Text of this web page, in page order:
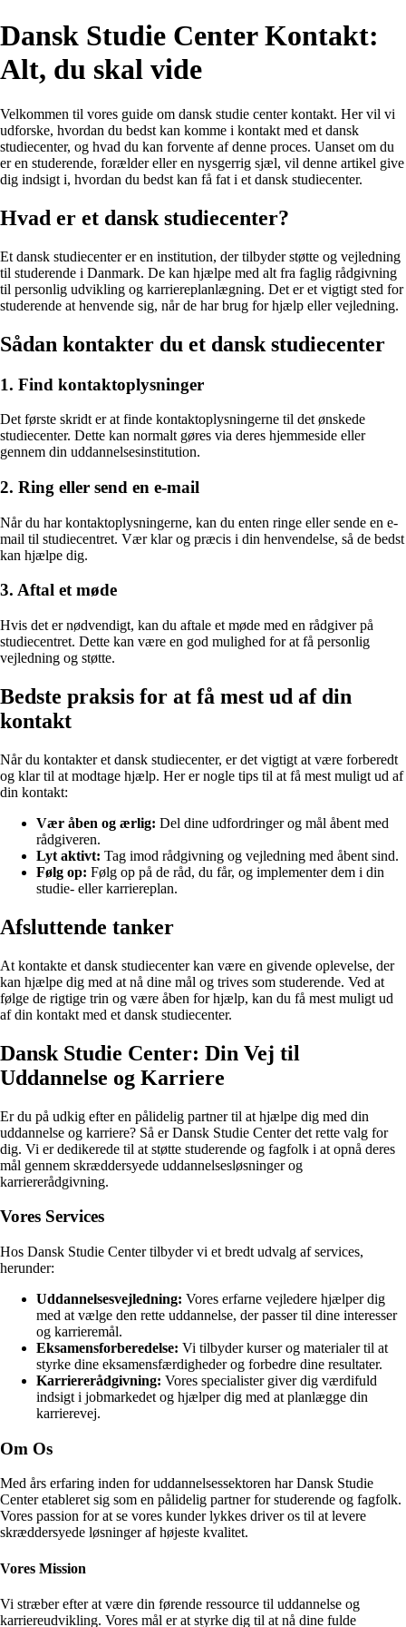
Dansk Studie Center Kontakt:
Alt, du skal vide
Velkommen til vores guide om dansk studie center kontakt. Her vil vi
udforske, hvordan du bedst kan komme i kontakt med et dansk
studiecenter, og hvad du kan forvente af denne proces. Uanset om du
er en studerende, forælder eller en nysgerrig sjæl, vil denne artikel give
dig indsigt i, hvordan du bedst kan få fat i et dansk studiecenter.
Hvad er et dansk studiecenter?
Et dansk studiecenter er en institution, der tilbyder støtte og vejledning
til studerende i Danmark. De kan hjælpe med alt fra faglig rådgivning
til personlig udvikling og karriereplanlægning. Det er et vigtigt sted for
studerende at henvende sig, når de har brug for hjælp eller vejledning.
Sådan kontakter du et dansk studiecenter
1. Find kontaktoplysninger
Det første skridt er at finde kontaktoplysningerne til det ønskede
studiecenter. Dette kan normalt gøres via deres hjemmeside eller
gennem din uddannelsesinstitution.
2. Ring eller send en e-mail
Når du har kontaktoplysningerne, kan du enten ringe eller sende en e-
mail til studiecentret. Vær klar og præcis i din henvendelse, så de bedst
kan hjælpe dig.
3. Aftal et møde
Hvis det er nødvendigt, kan du aftale et møde med en rådgiver på
studiecentret. Dette kan være en god mulighed for at få personlig
vejledning og støtte.
Bedste praksis for at få mest ud af din
kontakt
Når du kontakter et dansk studiecenter, er det vigtigt at være forberedt
og klar til at modtage hjælp. Her er nogle tips til at få mest muligt ud af
din kontakt:
Vær åben og ærlig: Del dine udfordringer og mål åbent med
rådgiveren.
Lyt aktivt: Tag imod rådgivning og vejledning med åbent sind.
Følg op: Følg op på de råd, du får, og implementer dem i din
studie- eller karriereplan.
Afsluttende tanker
At kontakte et dansk studiecenter kan være en givende oplevelse, der
kan hjælpe dig med at nå dine mål og trives som studerende. Ved at
følge de rigtige trin og være åben for hjælp, kan du få mest muligt ud
af din kontakt med et dansk studiecenter.
Dansk Studie Center: Din Vej til
Uddannelse og Karriere
Er du på udkig efter en pålidelig partner til at hjælpe dig med din
uddannelse og karriere? Så er Dansk Studie Center det rette valg for
dig. Vi er dedikerede til at støtte studerende og fagfolk i at opnå deres
mål gennem skræddersyede uddannelsesløsninger og
karriererådgivning.
Vores Services
Hos Dansk Studie Center tilbyder vi et bredt udvalg af services,
herunder:
Uddannelsesvejledning: Vores erfarne vejledere hjælper dig
med at vælge den rette uddannelse, der passer til dine interesser
og karrieremål.
Eksamensforberedelse: Vi tilbyder kurser og materialer til at
styrke dine eksamensfærdigheder og forbedre dine resultater.
Karriererådgivning: Vores specialister giver dig værdifuld
indsigt i jobmarkedet og hjælper dig med at planlægge din
karrierevej.
Om Os
Med års erfaring inden for uddannelsessektoren har Dansk Studie
Center etableret sig som en pålidelig partner for studerende og fagfolk.
Vores passion for at se vores kunder lykkes driver os til at levere
skræddersyede løsninger af højeste kvalitet.
Vores Mission
Vi stræber efter at være din førende ressource til uddannelse og
karriereudvikling. Vores mål er at styrke dig til at nå dine fulde